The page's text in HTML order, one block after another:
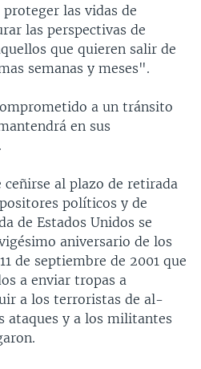
las vidas de
las perspectivas de
que quieren salir de
semanas y meses".
a un tránsito
en sus
ceñirse al plazo de retirada
políticos y de
de Estados Unidos se
aniversario de los
de septiembre de 2001 que
a enviar tropas a
a los terroristas de al-
ataques y a los militantes